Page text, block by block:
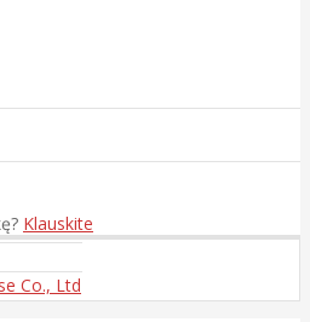
Klauskite
Co., Ltd